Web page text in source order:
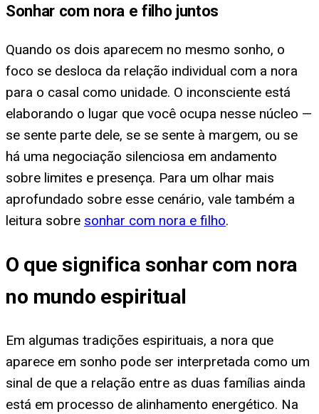
Sonhar com nora e filho juntos
Quando os dois aparecem no mesmo sonho, o
foco se desloca da relação individual com a nora
para o casal como unidade. O inconsciente está
elaborando o lugar que você ocupa nesse núcleo —
se sente parte dele, se se sente à margem, ou se
há uma negociação silenciosa em andamento
sobre limites e presença. Para um olhar mais
aprofundado sobre esse cenário, vale também a
leitura sobre sonhar com nora e filho.
O que significa sonhar com nora
no mundo espiritual
Em algumas tradições espirituais, a nora que
aparece em sonho pode ser interpretada como um
sinal de que a relação entre as duas famílias ainda
está em processo de alinhamento energético. Na